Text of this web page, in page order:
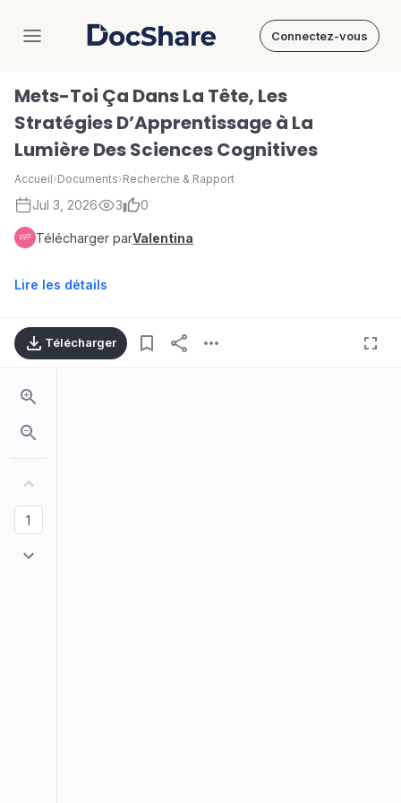
DocShare Connectez-vous
Mets-Toi Ça Dans La Tête, Les
Stratégies D’Apprentissage à La
Lumière Des Sciences Cognitives
Accueil›Documents›Recherche & Rapport
Jul 3, 2026 3 0
Télécharger parValentina
Lire les détails
Télécharger